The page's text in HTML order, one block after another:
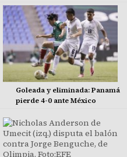
Goleada y eliminada: Panamá
pierde 4-0 ante México